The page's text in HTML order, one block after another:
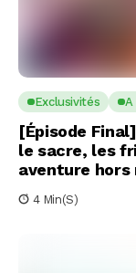
Exclusivités A
[Épisode
le sacre, les
aventure hors
4 Min(s)